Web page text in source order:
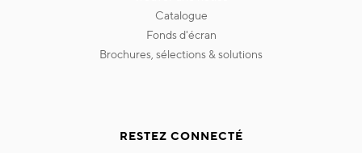
catalogue
fonds d'écran
brochures, sélections & solutions
RESTEZ CONNECTÉ